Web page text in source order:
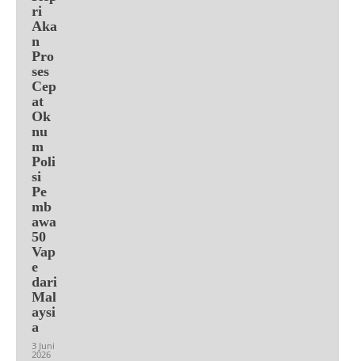
ri
Aka
n
Pro
ses
Cep
at
Ok
nu
m
Poli
si
Pe
mb
awa
50
Vap
e
dari
Mal
aysi
a
3 Juni
2026